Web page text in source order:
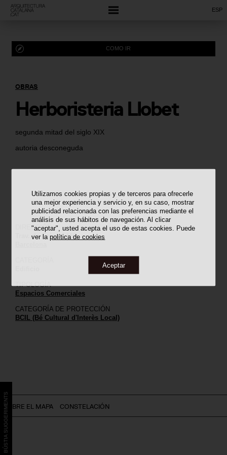
Utilizamos cookies propias y de terceros para ofrecerle
una mejor experiencia y servicio y, en su caso, mostrar
publicidad relacionada con las preferencias mediante el
análisis de sus hábitos de navegación. Al clicar
"aceptar", usted acepta el uso de estas cookies. Puede
ver lapolítica de cookies
Aceptar
ESP
segunda mitad del siglo XIX
autoria desconeguda
OBRAS
Herboristeria Llobet
COMO IR
DIRECCIÓN
Trav. de Gràcia, 159
TIPOLOGÍA
Espacios Comerciales
CATEGORÍA DE PROTECCIÓN
BCIL (Bé Cultural d'Interès Local)
SOBRE EL MAPA CONSTELACIÓN
BÚSTIA SUGGERIMENTS